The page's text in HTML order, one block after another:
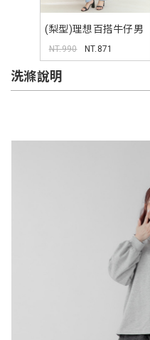
(梨型)理想百搭牛仔男
友褲
NT.990 NT.871
洗滌說明